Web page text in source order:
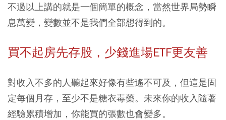
不過以上講的就是一個簡單的概念，當然世界局勢瞬
息萬變，變數並不是我們全部想得到的。
買不起房先存股，少錢進場ETF更友善
對收入不多的人聽起來好像有些遙不可及，但這是固
定每個月存，至少不是糖衣毒藥。未來你的收入隨著
經驗累積增加，你能買的張數也會變多。